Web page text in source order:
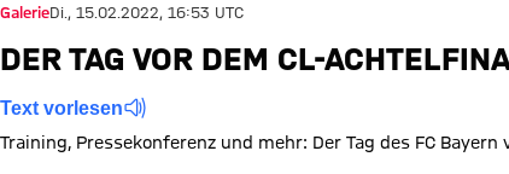
GalerieDi., 15.02.2022, 16:53 UTC
DER TAG VOR DEM CL-
Text vorlesen
Training, Pressekonferenz und mehr: Der Tag des FC